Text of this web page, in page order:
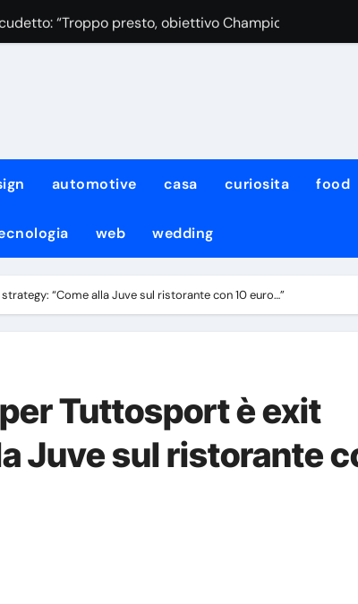
“Troppo presto, obiettivo Champions”
automotive casa curiosita food
web wedding
“Come alla Juve sul ristorante con 10 euro…”
Tuttosport è exit
Juve sul ristorante